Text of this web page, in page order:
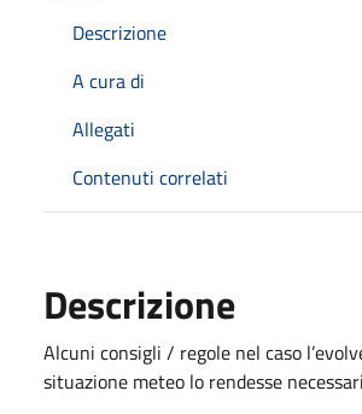
Descrizione
A cura di
Allegati
Contenuti correlati
Descrizione
Alcuni consigli / regole nel caso
situazione meteo lo rendesse